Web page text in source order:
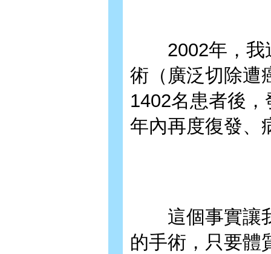
2002年，我
術（廣泛切除遭
1402名患者後
年內再度復發、
這個事實讓我
的手術，只要體